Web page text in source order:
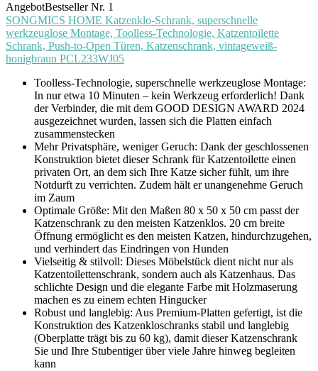
AngebotBestseller Nr. 1
SONGMICS HOME Katzenklo-Schrank, superschnelle
werkzeuglose Montage, Toolless-Technologie, Katzentoilette
Schrank, Push-to-Open Türen, Katzenschrank, vintageweiß-
honigbraun PCL233WJ05
Toolless-Technologie, superschnelle werkzeuglose Montage:
In nur etwa 10 Minuten – kein Werkzeug erforderlich! Dank
der Verbinder, die mit dem GOOD DESIGN AWARD 2024
ausgezeichnet wurden, lassen sich die Platten einfach
zusammenstecken
Mehr Privatsphäre, weniger Geruch: Dank der geschlossenen
Konstruktion bietet dieser Schrank für Katzentoilette einen
privaten Ort, an dem sich Ihre Katze sicher fühlt, um ihre
Notdurft zu verrichten. Zudem hält er unangenehme Geruch
im Zaum
Optimale Größe: Mit den Maßen 80 x 50 x 50 cm passt der
Katzenschrank zu den meisten Katzenklos. 20 cm breite
Öffnung ermöglicht es den meisten Katzen, hindurchzugehen,
und verhindert das Eindringen von Hunden
Vielseitig & stilvoll: Dieses Möbelstück dient nicht nur als
Katzentoilettenschrank, sondern auch als Katzenhaus. Das
schlichte Design und die elegante Farbe mit Holzmaserung
machen es zu einem echten Hingucker
Robust und langlebig: Aus Premium-Platten gefertigt, ist die
Konstruktion des Katzenkloschranks stabil und langlebig
(Oberplatte trägt bis zu 60 kg), damit dieser Katzenschrank
Sie und Ihre Stubentiger über viele Jahre hinweg begleiten
kann